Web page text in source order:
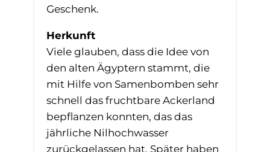
Geschenk.
Herkunft
Viele glauben, dass die Idee von
den alten Ägyptern stammt, die
mit Hilfe von Samenbomben sehr
schnell das fruchtbare Ackerland
bepflanzen konnten, das das
jährliche Nilhochwasser
zurückgelassen hat. Später haben